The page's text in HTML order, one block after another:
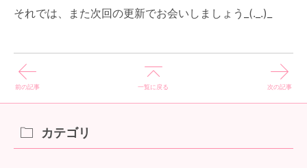
それでは、また次回の更新でお会いしましょう_(._.)_
前の記事 一覧に戻る 次の記事
カテゴリ